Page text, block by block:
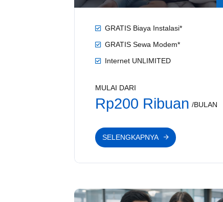
GRATIS Biaya Instalasi*
GRATIS Sewa Modem*
Internet UNLIMITED
MULAI DARI
Rp200 Ribuan /BULAN
SELENGKAPNYA